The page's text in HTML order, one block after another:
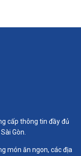
cấp thông tin đầy đủ
Gòn.
món ăn ngon, các địa